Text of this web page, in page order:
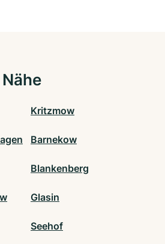
Kritzmow
Barnekow
Blankenberg
Glasin
Seehof